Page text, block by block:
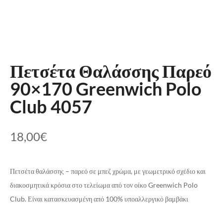
Πετσέτα Θαλάσσης Παρεό
90×170 Greenwich Polo
Club 4057
18,00€
Πετσέτα θαλάσσης – παρεό σε μπεζ χρώμα, με γεωμετρικό σχέδιο και
διακοσμητικά κρόσια στο τελείωμα από τον οίκο Greenwich Polo
Club. Είναι κατασκευασμένη από 100% υποαλλεργικό βαμβάκι